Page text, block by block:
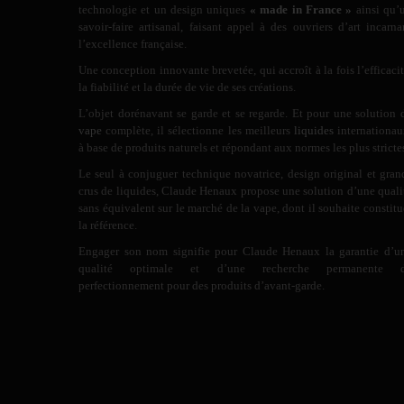
technologie et un design uniques « made in France » ainsi
savoir-faire artisanal, faisant appel à des ouvriers d’art
l’excellence française.
Une conception innovante brevetée, qui accroît à la fois
la fiabilité et la durée de vie de ses créations.
L’objet dorénavant se garde et se regarde. Et pour une solution
vape complète, il sélectionne les meilleurs liquides
à base de produits naturels et répondant aux normes les plus
Le seul à conjuguer technique novatrice, design original et
crus de liquides, Claude Henaux propose une solution d’une
sans équivalent sur le marché de la vape, dont il souhaite
la référence.
Engager son nom signifie pour Claude Henaux la garantie
qualité optimale et d’une recherche permanente
perfectionnement pour des produits d’avant-garde.